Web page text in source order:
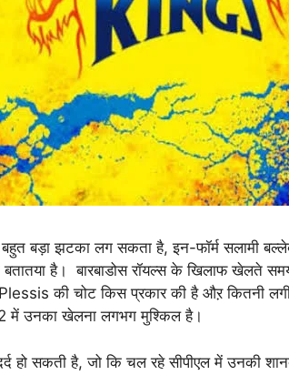
बड़ा झटका लग सकता है, इन-फॉर्म सलामी
है। बारबाडोस रॉयल्स के खिलाफ खेलते
की चोट किस प्रकार की है औऱ कितनी
उनका खेलना लगभग मुश्किल है।
सकती है, जो कि चल रहे सीपीएल में उनकी